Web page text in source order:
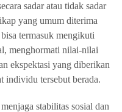
sadar atau tidak sadar
yang umum diterima
termasuk mengikuti
menghormati nilai-nilai
ekspektasi yang diberikan
individu tersebut berada.
stabilitas sosial dan